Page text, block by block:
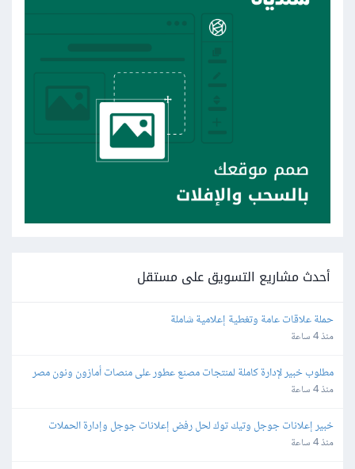
أحدث مشاريع التسويق على مستقل
حملة علاقات عامة وتغطية إعلامية شاملة
منذ 4 ساعة
مطلوب خبير لإدارة كاملة لمنتجات مصنع عطور على منصات أمازون ونون مصر
والسعودية والإمارات
منذ 4 ساعة
خبير إعلانات جوجل وتيك توك لحل رفض إعلانات جوجل وإدارة الحملات
منذ 4 ساعة